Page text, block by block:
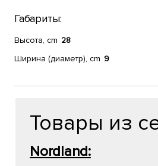
Габариты:
Высота, cm 28
Ширина (диаметр), cm 9
Товары из
Nordland: